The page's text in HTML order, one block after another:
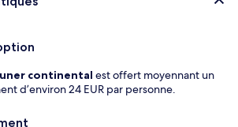
continental est offert moyennant un
d’environ 24 EUR par personne.